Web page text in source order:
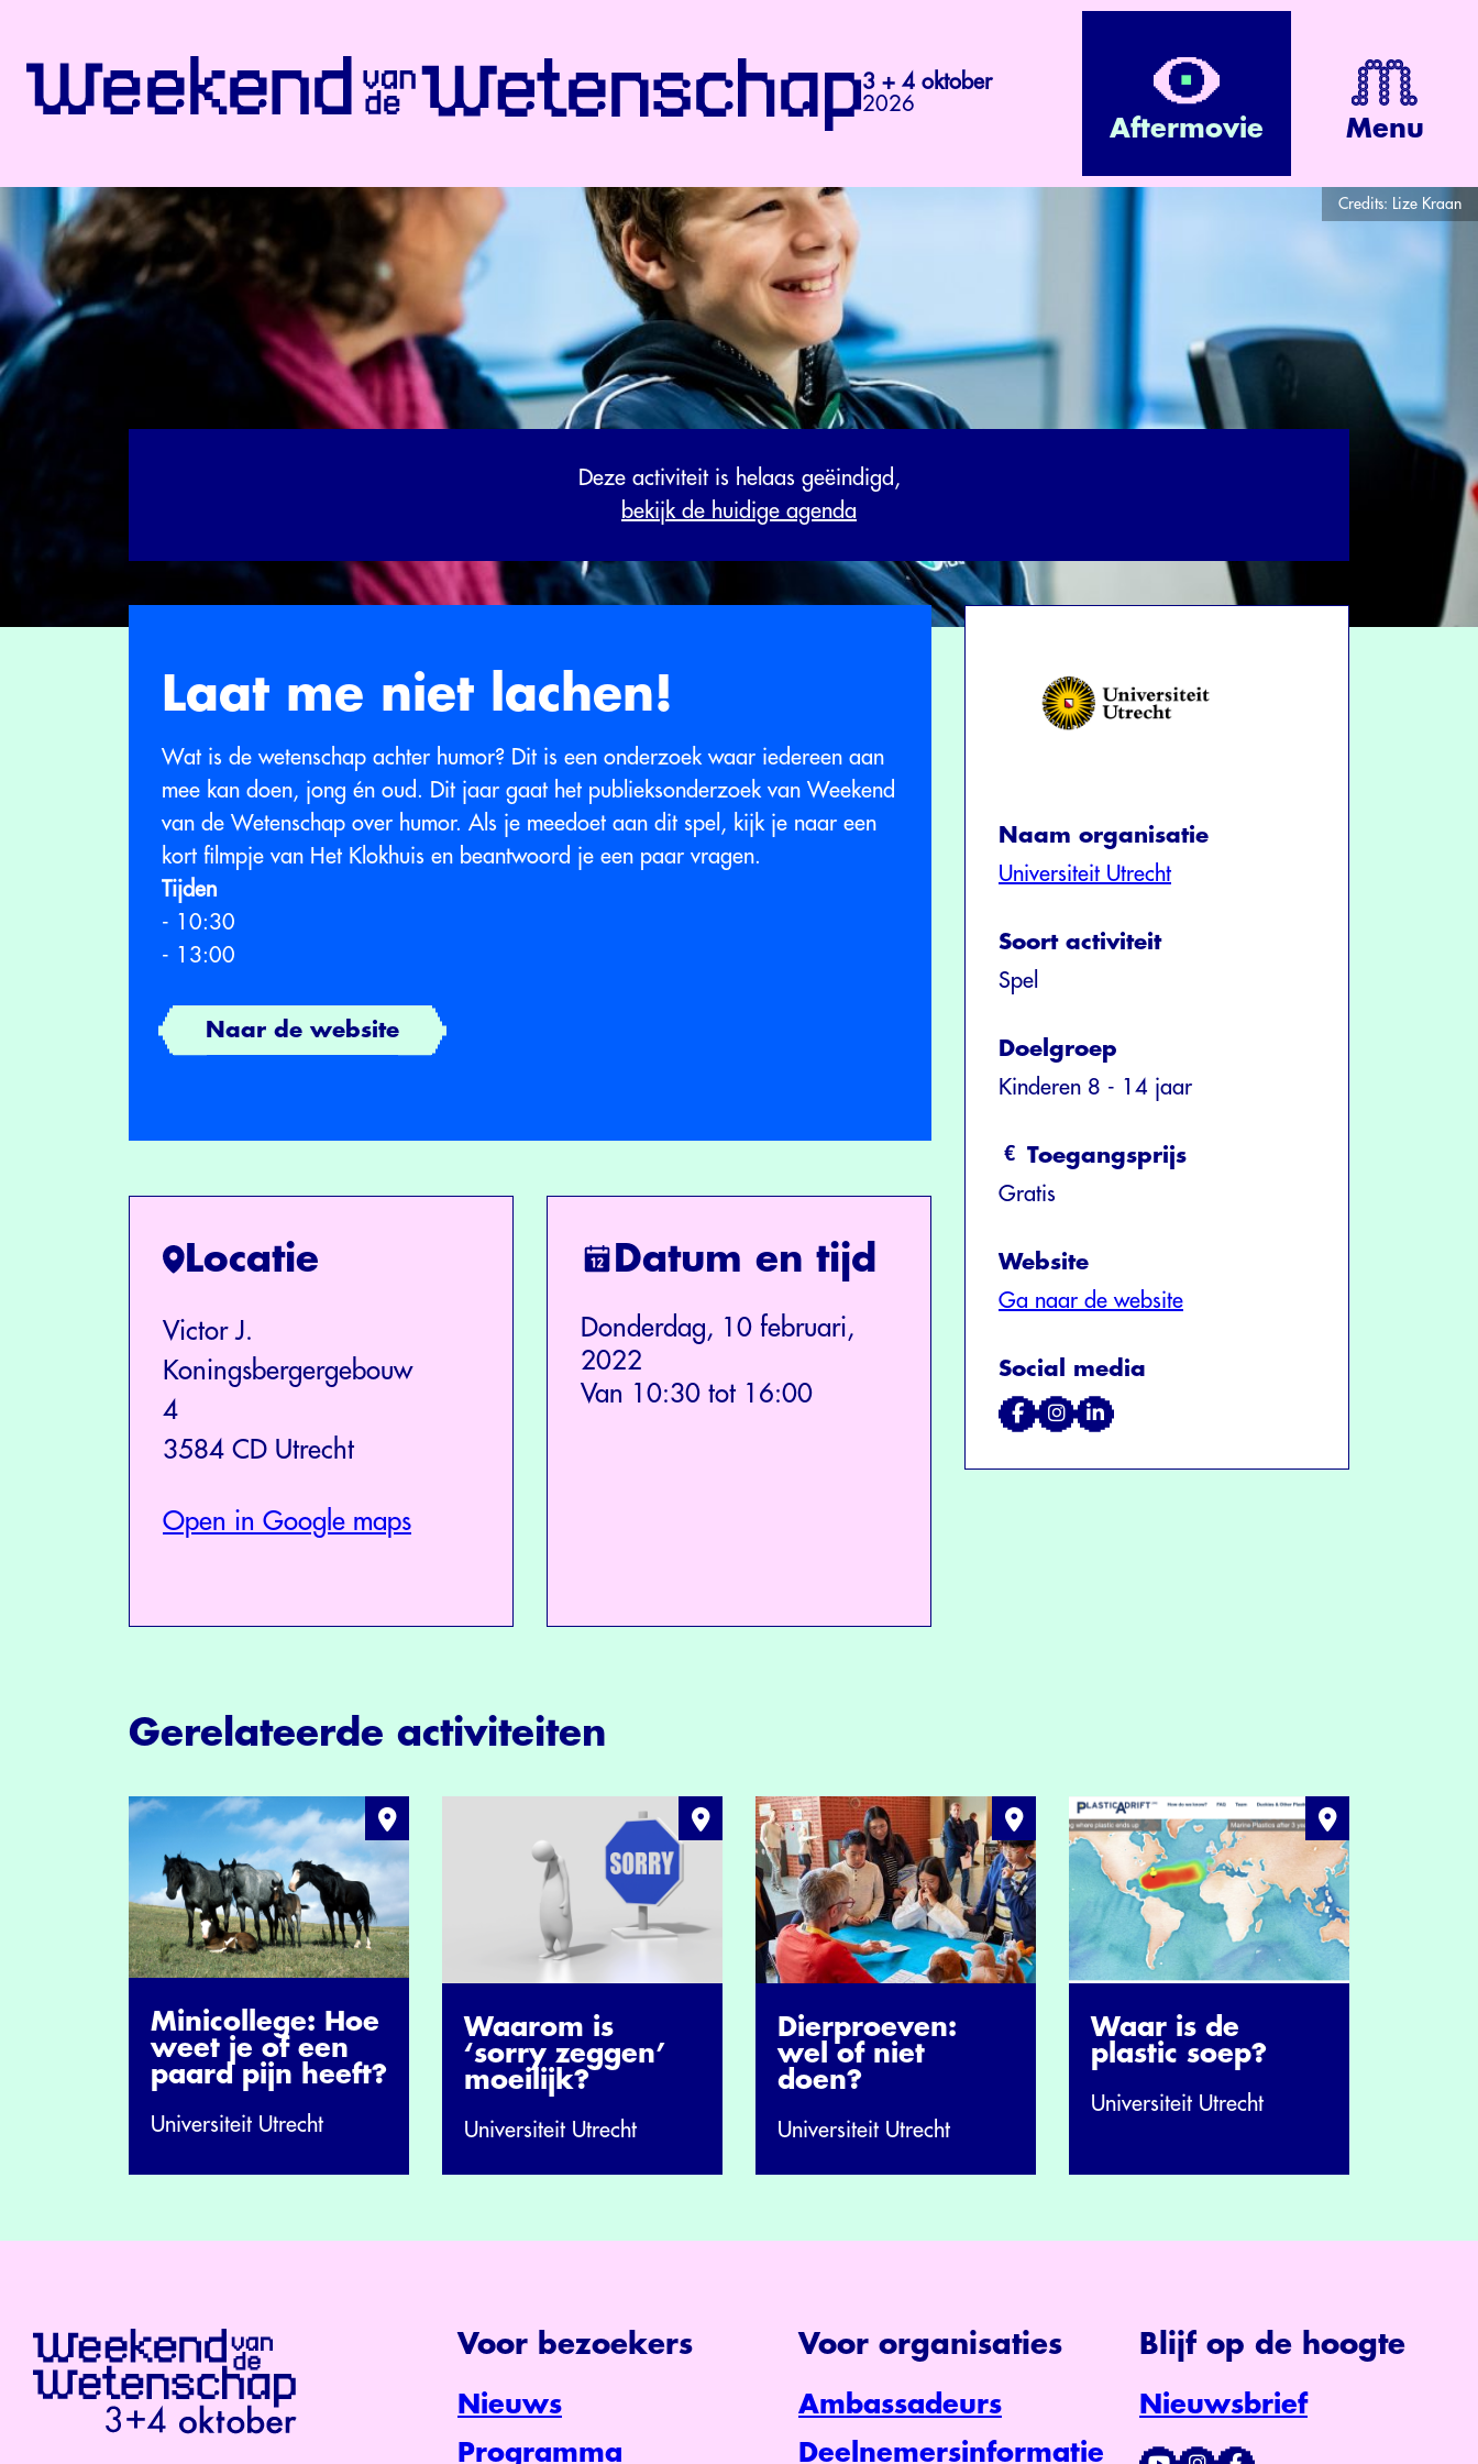
3 + 4 oktober
2026
Aftermovie Menu
Credits: Lize Kraan
Deze activiteit is helaas geëindigd,
bekijk de huidige agenda
Laat me niet lachen!
Wat is de wetenschap achter humor? Dit is een onderzoek waar iedereen aan
mee kan doen, jong én oud. Dit jaar gaat het publieksonderzoek van Weekend
van de Wetenschap over humor. Als je meedoet aan dit spel, kijk je naar een
kort filmpje van Het Klokhuis en beantwoord je een paar vragen.
Tijden
- 10:30
- 13:00
Naar de website
Locatie
Victor J.
Koningsbergergebouw
4
3584 CD Utrecht
Open in Google maps
Datum en tijd
Donderdag, 10 februari,
2022
Van 10:30 tot 16:00
Naam organisatie
Universiteit Utrecht
Soort activiteit
Spel
Doelgroep
Kinderen 8 - 14 jaar
Toegangsprijs
Gratis
Website
Ga naar de website
Social media
Gerelateerde activiteiten
Minicollege: Hoe
weet je of een
paard pijn heeft?
Universiteit Utrecht
Waarom is
‘sorry zeggen’
moeilijk?
Universiteit Utrecht
Dierproeven:
wel of niet
doen?
Universiteit Utrecht
Waar is de
plastic soep?
Universiteit Utrecht
Voor bezoekers
Nieuws
Programma
Voor organisaties
Ambassadeurs
Deelnemersinformatie
Blijf op de hoogte
Nieuwsbrief